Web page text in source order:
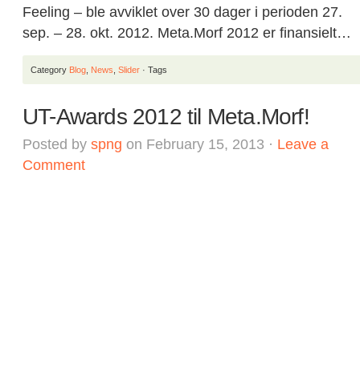
Feeling – ble avviklet over 30 dager i perioden 27.
sep. – 28. okt. 2012. Meta.Morf 2012 er finansielt…
Category Blog News Slider · Tags
UT-Awards 2012 til Meta.Morf!
Posted by spng on February 15, 2013 · Leave a
Comment